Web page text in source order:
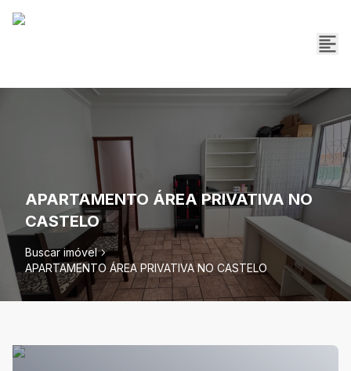
APARTAMENTO ÁREA PRIVATIVA NO
CASTELO
Buscar imóvel
APARTAMENTO ÁREA PRIVATIVA NO CASTELO